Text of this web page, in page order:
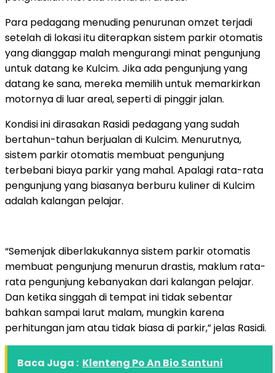
Para pedagang menuding penurunan omzet terjadi
setelah di lokasi itu diterapkan sistem parkir otomatis
yang dianggap malah mengurangi minat pengunjung
untuk datang ke Kulcim. Jika ada pengunjung yang
datang ke sana, mereka memilih untuk memarkirkan
motornya di luar areal, seperti di pinggir jalan.
Kondisi ini dirasakan Rasidi pedagang yang sudah
bertahun-tahun berjualan di Kulcim. Menurutnya,
sistem parkir otomatis membuat pengunjung
terbebani biaya parkir yang mahal. Apalagi rata-rata
pengunjung yang biasanya berburu kuliner di Kulcim
adalah kalangan pelajar.
“Semenjak diberlakukannya sistem parkir otomatis
membuat pengunjung menurun drastis, maklum rata-
rata pengunjung kebanyakan dari kalangan pelajar.
Dan ketika singgah di tempat ini tidak sebentar
bahkan sampai larut malam, mungkin karena
perhitungan jam atau tidak biasa di parkir,” jelas Rasidi.
Baca Juga : Klenteng Po An Bio Santuni